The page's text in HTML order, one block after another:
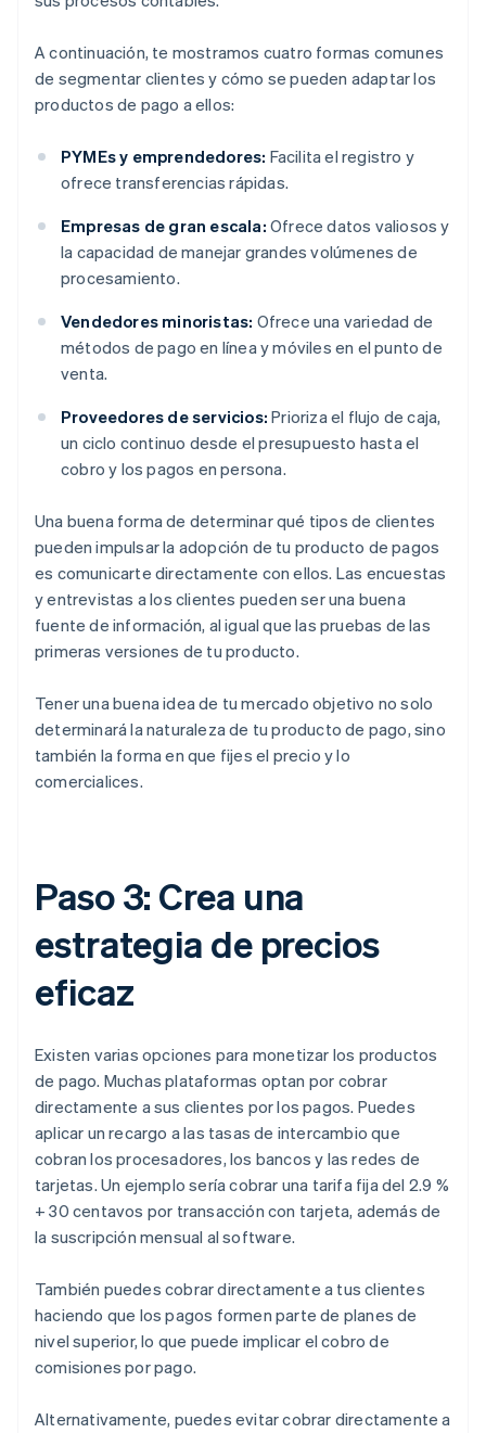
A continuación, te mostramos cuatro formas comunes
de segmentar clientes y cómo se pueden adaptar los
productos de pago a ellos:
PYMEs y emprendedores: Facilita el registro y
ofrece transferencias rápidas.
Empresas de gran escala: Ofrece datos valiosos y
la capacidad de manejar grandes volúmenes de
procesamiento.
Vendedores minoristas: Ofrece una variedad de
métodos de pago en línea y móviles en el punto de
venta.
Proveedores de servicios: Prioriza el flujo de caja,
un ciclo continuo desde el presupuesto hasta el
cobro y los pagos en persona.
Una buena forma de determinar qué tipos de clientes
pueden impulsar la adopción de tu producto de pagos
es comunicarte directamente con ellos. Las encuestas
y entrevistas a los clientes pueden ser una buena
fuente de información, al igual que las pruebas de las
primeras versiones de tu producto.
Tener una buena idea de tu mercado objetivo no solo
determinará la naturaleza de tu producto de pago, sino
también la forma en que fijes el precio y lo
comercialices.
Paso 3: Crea una
estrategia de precios
eficaz
Existen varias opciones para monetizar los productos
de pago. Muchas plataformas optan por cobrar
directamente a sus clientes por los pagos. Puedes
aplicar un recargo a las tasas de intercambio que
cobran los procesadores, los bancos y las redes de
tarjetas. Un ejemplo sería cobrar una tarifa fija del 2.9 %
+ 30 centavos por transacción con tarjeta, además de
la suscripción mensual al software.
También puedes cobrar directamente a tus clientes
haciendo que los pagos formen parte de planes de
nivel superior, lo que puede implicar el cobro de
comisiones por pago.
Alternativamente, puedes evitar cobrar directamente a